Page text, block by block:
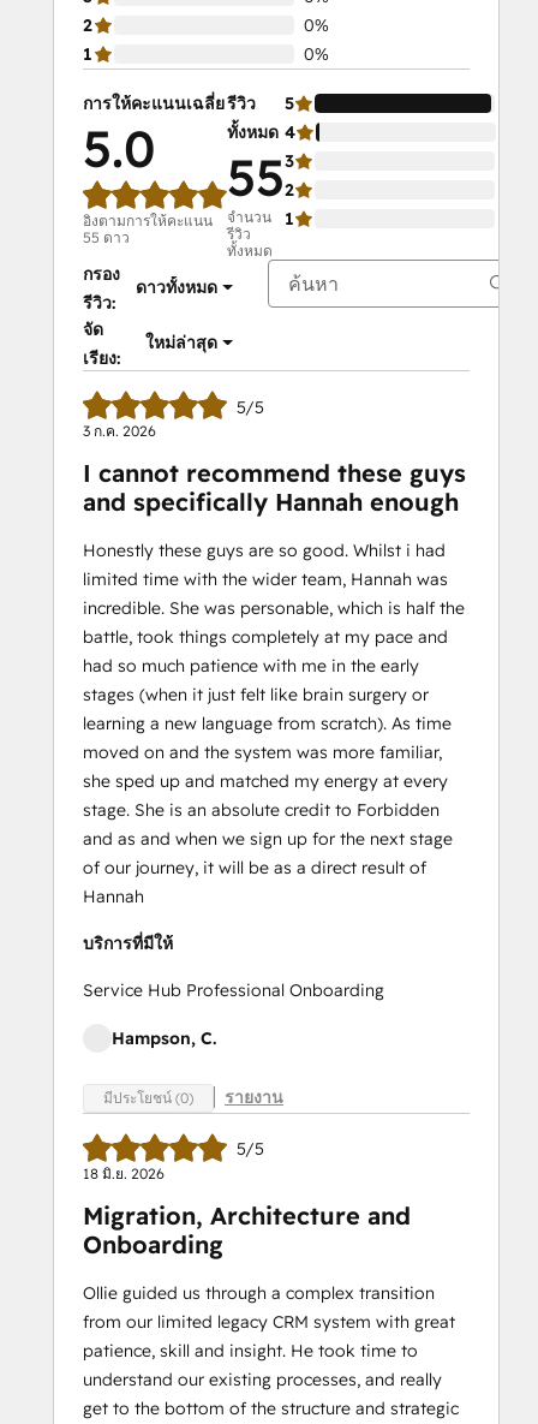
2
0%
1
0%
การให้คะแนนเฉลี่ย
5.0
อิงตามการให้คะแนน
55 ดาว
รีวิว
ทั้งหมด
55
จำนวน
รีวิว
ทั้งหมด
5
4
3
2
1
กรอง
รีวิว:
ดาวทั้งหมด
จัด
เรียง:
ใหม่ล่าสุด
5/5
3 ก.ค. 2026
I cannot recommend these guys
and specifically Hannah enough
Honestly these guys are so good. Whilst i had
limited time with the wider team, Hannah was
incredible. She was personable, which is half the
battle, took things completely at my pace and
had so much patience with me in the early
stages (when it just felt like brain surgery or
learning a new language from scratch). As time
moved on and the system was more familiar,
she sped up and matched my energy at every
stage. She is an absolute credit to Forbidden
and as and when we sign up for the next stage
of our journey, it will be as a direct result of
Hannah
บริการที่มีให้
Service Hub Professional Onboarding
Hampson, C.
มีประโยชน์ (0) รายงาน
5/5
18 มิ.ย. 2026
Migration, Architecture and
Onboarding
Ollie guided us through a complex transition
from our limited legacy CRM system with great
patience, skill and insight. He took time to
understand our existing processes, and really
get to the bottom of the structure and strategic